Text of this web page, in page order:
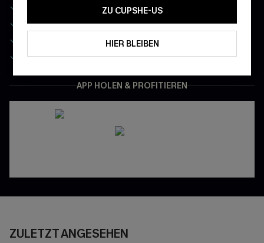
-10% ohne MBW auf Ihre erste Bestellung
Exklusiv: Ihr monatlicher Mitgliedertag
Gratis Versand für NeukundInnen
APP HOLEN & PROFITIEREN
ZULETZT ANGESEHEN
ZU CUPSHE-US
HIER BLEIBEN